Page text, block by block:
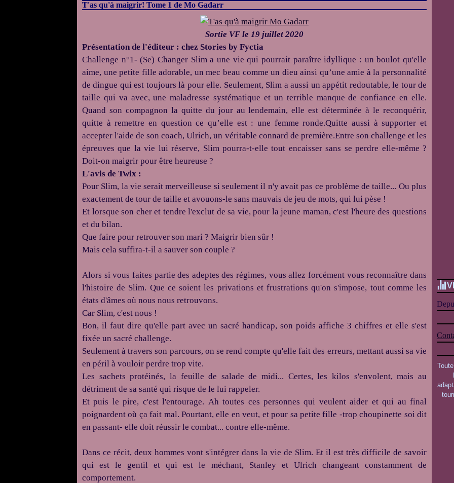
T'as qu'à maigrir! Tome 1 de Mo Gadarr
Sortie VF le 19 juillet 2020
Présentation de l'éditeur : chez Stories by Fyctia
Challenge n°1- (Se) Changer Slim a une vie qui pourrait paraître idyllique : un boulot qu'elle
aime, une petite fille adorable, un mec beau comme un dieu ainsi qu’une amie à la personnalité
de dingue qui est toujours là pour elle. Seulement, Slim a aussi un appétit redoutable, le tour de
taille qui va avec, une maladresse systématique et un terrible manque de confiance en elle.
Quand son compagnon la quitte du jour au lendemain, elle est déterminée à le reconquérir,
quitte à remettre en question ce qu’elle est : une femme ronde.Quitte aussi à supporter et
accepter l'aide de son coach, Ulrich, un véritable connard de première.Entre son challenge et les
épreuves que la vie lui réserve, Slim pourra-t-elle tout encaisser sans se perdre elle-même ?
Doit-on maigrir pour être heureuse ?
L'avis de Twix :
Pour Slim, la vie serait merveilleuse si seulement il n'y avait pas ce problème de taille... Ou plus
exactement de tour de taille et avouons-le sans mauvais de jeu de mots, qui lui pèse !
Et lorsque son cher et tendre l'exclut de sa vie, pour la jeune maman, c'est l'heure des questions
et du bilan.
Que faire pour retrouver son mari ? Maigrir bien sûr !
Mais cela suffira-t-il a sauver son couple ?
Alors si vous faites partie des adeptes des régimes, vous allez forcément vous reconnaître dans
l'histoire de Slim. Que ce soient les privations et frustrations qu'on s'impose, tout comme les
états d'âmes où nous nous retrouvons.
Car Slim, c'est nous !
Bon, il faut dire qu'elle part avec un sacré handicap, son poids affiche 3 chiffres et elle s'est
fixée un sacré challenge.
Seulement à travers son parcours, on se rend compte qu'elle fait des erreurs, mettant aussi sa vie
en péril à vouloir perdre trop vite.
Les sachets protéinés, la feuille de salade de midi... Certes, les kilos s'envolent, mais au
détriment de sa santé qui risque de le lui rappeler.
Et puis le pire, c'est l'entourage. Ah toutes ces personnes qui veulent aider et qui au final
poignardent où ça fait mal.Pourtant, elle en veut, et pour sa petite fille -trop choupinette soi dit
en passant- elle doit réussir le combat... contre elle-même.
Dans ce récit, deux hommes vont s'intégrer dans la vie de Slim. Et il est très difficile de savoir
qui est le gentil et qui est le méchant, Stanley et Ulrich changeant constamment de
comportement.